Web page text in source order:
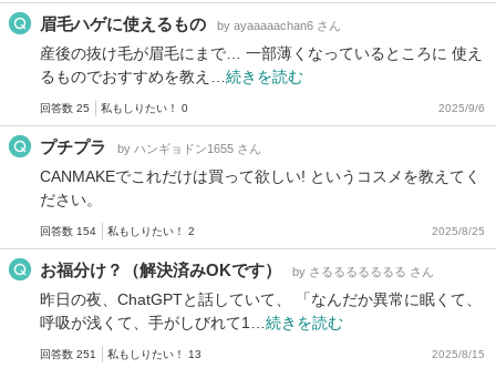
眉毛ハゲに使えるもの by ayaaaaachan6 さん
産後の抜け毛が眉毛にまで… 一部薄くなっているところに 使え
るものでおすすめを教え… 続きを読む
回答数 25 私もしりたい！ 0 2025/9/6
プチプラ by ハンギョドン1655 さん
CANMAKEでこれだけは買って欲しい! というコスメを教えてく
ださい。
回答数 154 私もしりたい！ 2 2025/8/25
お福分け？（解決済みOKです） by さるるるるるるる さん
昨日の夜、ChatGPTと話していて、 「なんだか異常に眠くて、
呼吸が浅くて、手がしびれて1… 続きを読む
回答数 251 私もしりたい！ 13 2025/8/15